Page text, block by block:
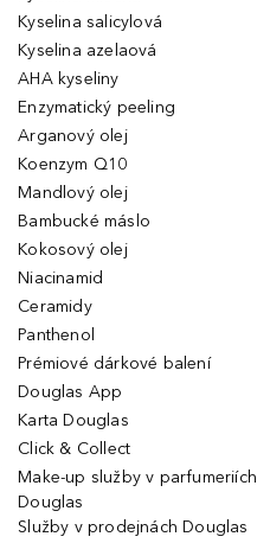
Kyselina salicylová
Kyselina azelaová
AHA kyseliny
Enzymatický peeling
Arganový olej
Koenzym Q10
Mandlový olej
Bambucké máslo
Kokosový olej
Niacinamid
Ceramidy
Panthenol
Prémiové dárkové balení
Douglas App
Karta Douglas
Click & Collect
Make-up služby v parfumeriích
Douglas
Služby v prodejnách Douglas